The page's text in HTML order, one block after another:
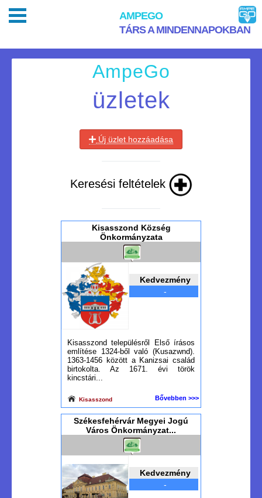
AMPEGO
TÁRS A MINDENNAPOKBAN
AmpeGo
üzletek
Új üzlet hozzáadása
Keresési feltételek
Kisasszond Község
Önkormányzata
Kedvezmény
-
Kisasszond településről Első írásos
említése 1324-ből való (Kusazwnd).
1363-1456 között a Kanizsai család
birtokolta. Az 1671. évi török
kincstári...
Kisasszond Bővebben >>>
Székesfehérvár Megyei Jogú
Város Önkormányzat...
Kedvezmény
-